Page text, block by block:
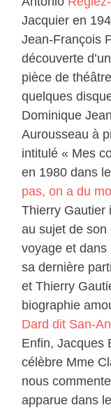
Jacquier en
Jean-François
découverte
pièce de théâtre
quelques
Dominique
Aurousseau à
intitulé « Mes
en 1980 dans
pas, on a du
Thierry Gautier
au sujet de
voyage et
sa dernière
et Thierry
biographie
Dard dit San-
Enfin, Jacques
célèbre Mme
nous
apparue dans